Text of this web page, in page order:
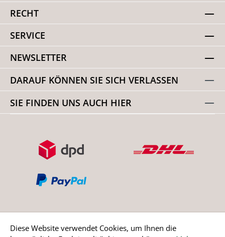
RECHT
SERVICE
NEWSLETTER
DARAUF KÖNNEN SIE SICH VERLASSEN
SIE FINDEN UNS AUCH HIER
Diese Website verwendet Cookies, um Ihnen die